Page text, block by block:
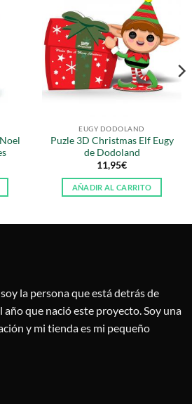
EUGY DODOLAND
Puzle 3D Christmas Elf Eugy
de Dodoland
11,95€
AÑADIR AL CARRITO
la persona que está detrás de
año que nació este proyecto. Soy una
y mi tienda es mi pequeño